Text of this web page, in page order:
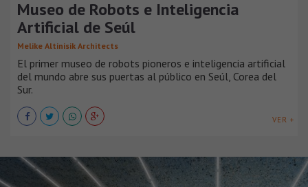
Museo de Robots e Inteligencia
Artificial de Seúl
Melike Altinisik Architects
El primer museo de robots pioneros e inteligencia artificial
del mundo abre sus puertas al público en Seúl, Corea del
Sur.
VER +